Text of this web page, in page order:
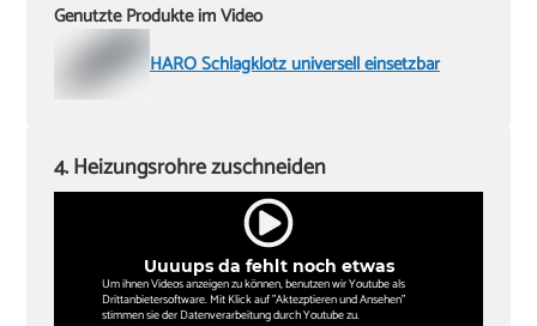
Genutzte Produkte im Video
HARO Schlagklotz universell einsetzbar
Uuuups da fehlt noch etwas
Um ihnen Videos anzeigen zu können, benutzen wir Youtube als
Drittanbietersoftware. Mit Klick auf "Aktezptieren und Ansehen"
stimmen sie der Datenverarbeitung durch Youtube zu.
4. Heizungsrohre zuschneiden